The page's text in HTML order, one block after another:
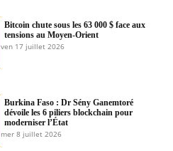
Bitcoin chute sous les 63 000 $ face aux
tensions au Moyen-Orient
ven 17 juillet 2026
Burkina Faso : Dr Sény Ganemtoré
dévoile les 6 piliers blockchain pour
moderniser l’État
mer 8 juillet 2026